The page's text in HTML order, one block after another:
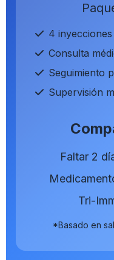
4
Consulta
Seguimiento
Supervisión
Faltar 2
Tri-
*Basado en